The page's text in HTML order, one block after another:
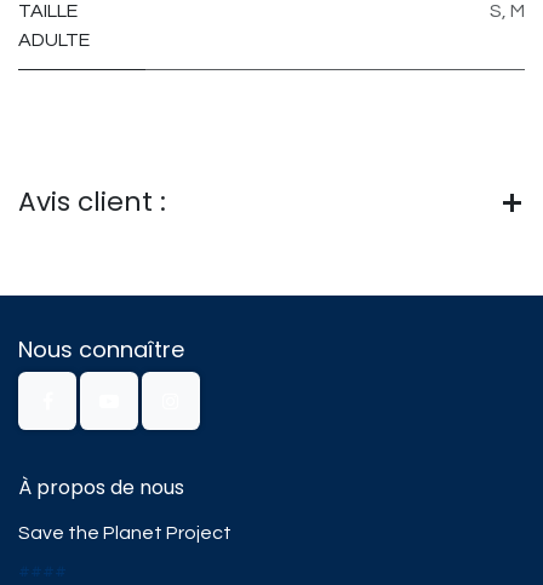
TAILLE
ADULTE
S M
Avis client :
Nous connaître
À propos de nous
Save the Planet Project
####